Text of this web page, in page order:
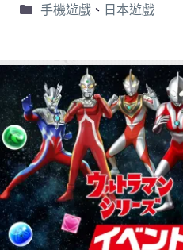
手機遊戲、 日本遊戲